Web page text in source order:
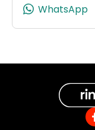
WhatsApp